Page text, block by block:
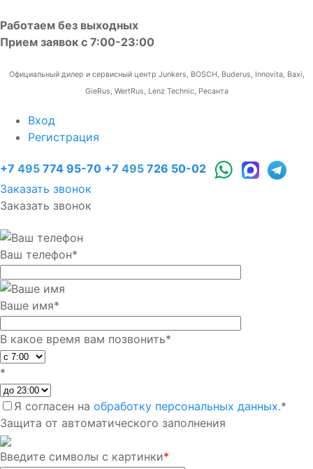
Работаем без выходных
Прием заявок с 7:00-23:00
Официальный дилер и сервисный центр Junkers, BOSCH, Buderus, Innovita, Baxi,
GieRus, WertRus, Lenz Technic, Ресанта
Вход
Регистрация
+7 495 774 95-70 +7 495 726 50-02
Заказать звонок
Заказать звонок
Ваш телефон*
Ваше имя*
В какое время вам позвонить*
*
Я согласен на обработку персональных данных.*
Защита от автоматического заполнения
Введите символы с картинки*